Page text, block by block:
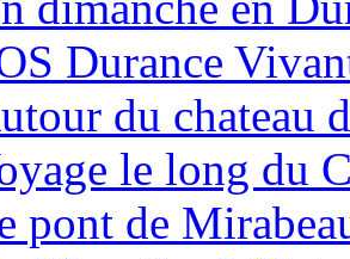
Durance
du chateau
le long du
pont de